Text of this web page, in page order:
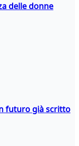
delle donne
futuro già scritto